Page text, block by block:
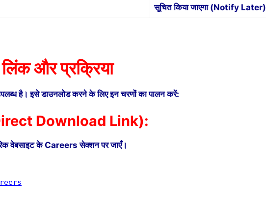
सूचित किया जाएगा (Notify Later)
लिंक और प्रक्रिया
है। इसे डाउनलोड करने के लिए इन चरणों का पालन करें:
Download Link):
वेबसाइट के Careers सेक्शन पर जाएँ।